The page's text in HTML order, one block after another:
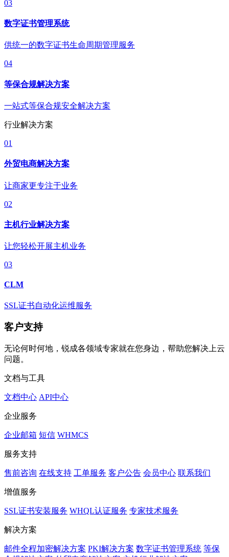
03
数字证书管理系统
供统一的数字证书生命周期管理服务
04
等保合规解决方案
一站式等保合规安全解决方案
行业解决方案
01
外贸电商解决方案
让商家更专注于业务
02
主机行业解决方案
让您轻松开展主机业务
03
CLM
SSL证书自动化运维服务
客户支持
无论何时何地，锐成各领域专家就在您身边，帮助您解决上云
问题。
文档与工具
文档中心 API中心
企业服务
企业邮箱 短信 WHMCS
服务支持
售前咨询 在线支持 工单服务 客户公告 会员中心 联系我们
增值服务
SSL证书安装服务 WHQL认证服务 专家技术服务
解决方案
邮件全程加密解决方案 PKI解决方案 数字证书管理系统 等保